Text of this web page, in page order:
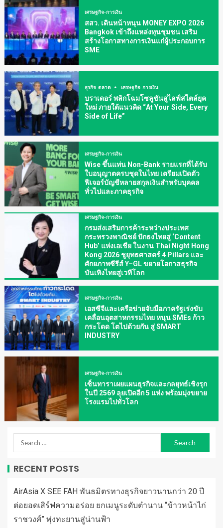
เศรษฐกิจ-การเงิน
สสว. เดินหน้าหนุน MONEY EXPO 2026
Bangkok เข้าถึงแหล่งทุนชุมชน เสริม
สร้างโอกาสทางการเงินแก่ผู้ประกอบการ
SME
ธุรกิจ-ตลาด เศรษฐกิจ-การเงิน
บราเดอร์ พลิกโฉมโซลูชันสู่ไลฟ์สไตล์ยุค
ใหม่ ภายใต้แนวคิด “At Your Side, Every
Side of Life”
เศรษฐกิจ-การเงิน
Wise ขึ้นแท่น Non-Bank รายแรกที่ได้รับ
ใบอนุญาตครบชุดในไทย เตรียมเปิดตัว
ฟีเจอร์บัญชีหลายสกุลเงินสำหรับบุคคล
ทั่วไปและภาคธุรกิจ
เศรษฐกิจ-การเงิน
กรมส่งเสริมการค้าระหว่างประเทศ
กระทรวงพาณิชย์ ปักธงไทยสู่ ‘Content
Hub’ แห่งเอเชีย ในงาน Thai Night Hong
Kong 2026 ชูยุทธศาสตร์ 4 Pillars และ
ศักยภาพซีรีส์ Y–GL ขยายโอกาสธุรกิจ
บันเทิงไทยสู่เวทีโลก
เศรษฐกิจ-การเงิน
เอสซีจีและเครือข่ายจับมือภาครัฐเร่งขับ
เคลื่อนอุตสาหกรรมไทย หนุน SMEs ก้าว
กระโดด โตไปด้วยกัน สู่ SMART
INDUSTRY
เศรษฐกิจ-การเงิน
เซ็นทาราเผยแผนธุรกิจและกลยุทธ์เชิงรุก
ในปี 2569 ลุยเปิดอีก 5 แห่ง พร้อมมุ่งขยาย
โรงแรมไปทั่วโลก
RECENT POSTS
AirAsia X SEE FAH พันธมิตรทางธุรกิจยาวนานกว่า 20 ปี
ต่อยอดเสิร์ฟความอร่อย ยกเมนูระดับตำนาน “ข้าวหน้าไก่
ราชวงศ์” พุ่งทะยานสู่น่านฟ้า